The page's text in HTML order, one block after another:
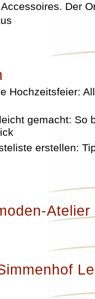
Der
Hochzeitsfeier:
gemacht: So
erstellen:
Atelier